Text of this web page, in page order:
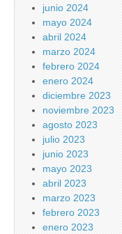
junio 2024
mayo 2024
abril 2024
marzo 2024
febrero 2024
enero 2024
diciembre 2023
noviembre 2023
agosto 2023
julio 2023
junio 2023
mayo 2023
abril 2023
marzo 2023
febrero 2023
enero 2023